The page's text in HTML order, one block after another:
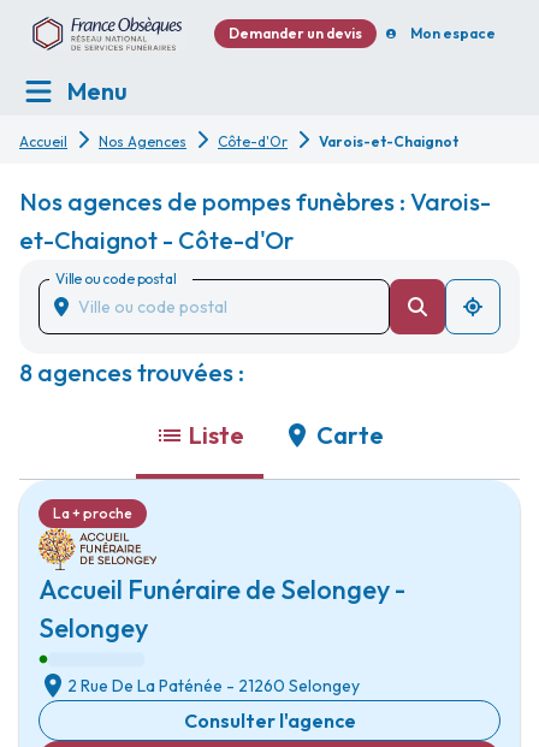
Demander un devis Mon espace
Menu
Accueil Nos Agences Côte-d'Or Varois-et-Chaignot
Nos agences de pompes funèbres : Varois-
et-Chaignot - Côte-d'Or
Ville ou code postal
8 agences trouvées :
Liste Carte
Accueil Funéraire de Selongey -
Selongey
La + proche
2 Rue De La Paténée - 21260 Selongey
Consulter l'agence